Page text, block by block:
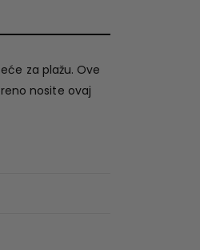
za plažu. Ove
nosite ovaj